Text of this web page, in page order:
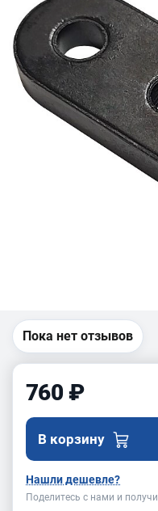
Пока нет отзывов
760 ₽
В корзину
Нашли дешевле?
Поделитесь с нами и